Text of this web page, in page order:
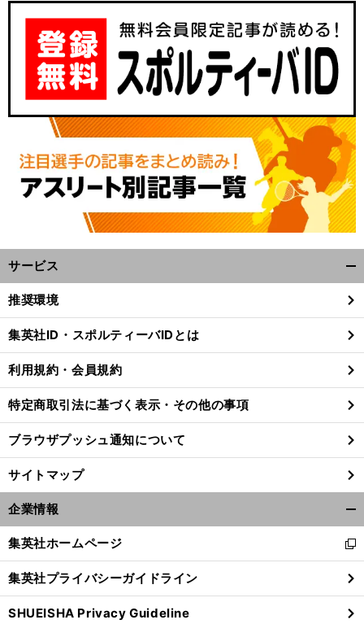
サービス
閉
る
推奨環境
集英社ID・スポルティーバIDとは
利用規約・会員規約
特定商取引法に基づく表示・その他の事項
ブラウザプッシュ通知について
サイトマップ
企業情報
閉
る
集英社ホームページ
新
し
い
ウ
ィ
集英社プライバシーガイドライン
SHUEISHA Privacy Guideline